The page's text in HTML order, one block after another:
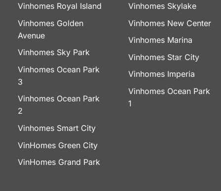
Vinhomes Royal Island
Vinhomes Golden
Avenue
Vinhomes Sky Park
Vinhomes Ocean Park
3
Vinhomes Ocean Park
2
Vinhomes Smart City
VinHomes Green City
VinHomes Grand Park
Vinhomes Skylake
Vinhomes New Center
Vinhomes Marina
Vinhomes Star City
Vinhomes Imperia
Vinhomes Ocean Park
1